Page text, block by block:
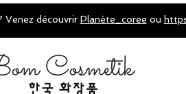
Venez découvrir Planète_coree ou